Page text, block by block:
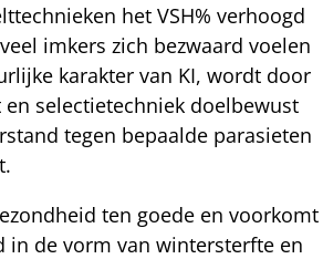
het VSH% verhoogd
imkers zich bezwaard voelen
karakter van KI, wordt door
en selectietechniek doelbewust
tegen bepaalde parasieten
ten goede en voorkomt
in de vorm van wintersterfte en